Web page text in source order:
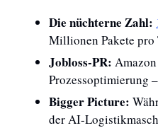
Die nüchterne Zahl:
Millionen Pakete pro
Jobloss-PR:
Prozessoptimierung
Bigger Picture:
der AI-